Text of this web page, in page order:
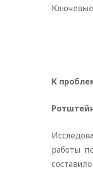
Ключевые
К
работы